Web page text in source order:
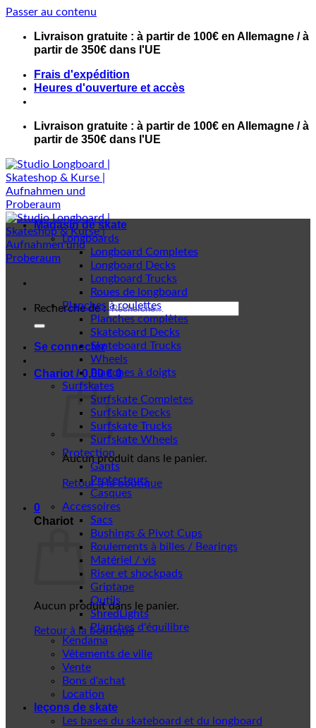
Passer au contenu
Livraison gratuite : à partir de 100€ en Allemagne / à
partir de 350€ dans l'UE
Frais d'expédition
Heures d'ouverture et accès
Livraison gratuite : à partir de 100€ en Allemagne / à
partir de 350€ dans l'UE
Recherche de :
Se connecter
Chariot /0,00€ 0
Aucun produit dans le panier.
Retour à la boutique
0
Chariot
Aucun produit dans le panier.
Retour à la boutique
Magasin de skate
Longboards
Longboard Completes
Longboard Decks
Longboard Trucks
Roues de longboard
Planches à roulettes
Planches complètes
Skateboard Decks
Skateboard Trucks
Wheels
Planches à doigts
Surfskates
Surfskate Completes
Surfskate Decks
Surfskate Trucks
Surfskate Wheels
Protection
Gants
Protecteurs
Casques
Accessoires
Sacs
Bushings & Pivot Cups
Roulements à billes / Bearings
Matériel / vis
Riser et shockpads
Griptape
Outils
ShredLights
Planches d'équilibre
Kendama
Vêtements de ville
Vente
Bons d'achat
Location
leçons de skate
Les bases du skateboard et du longboard